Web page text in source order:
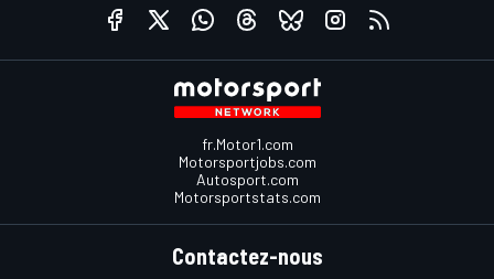
fr.Motor1.com
Motorsportjobs.com
Autosport.com
Motorsportstats.com
Contactez-nous